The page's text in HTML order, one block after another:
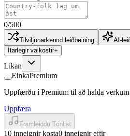
0/500
Tilviljunarkennd leiðbeining
AI-
Ítarlegir valkostir+
Líkan
EinkaPremium
Uppfærðu í Premium til að halda
Uppfæra
Framleiddu Tónlist
10 inneignir kosta0 inneignir eftir